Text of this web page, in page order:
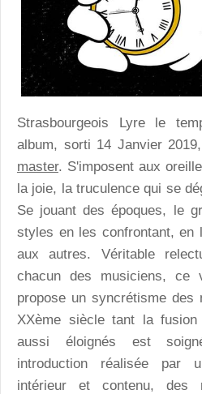
Strasbourgeois Lyre le
album, sorti 14 Janvier
master. S'imposent aux
la joie, la truculence qui se
Se jouant des époques, le
styles en les confrontant, en
aux autres. Véritable
chacun des musiciens, ce
propose un syncrétisme des
XXème siècle tant la
aussi éloignés est
introduction réalisée par
intérieur et contenu,